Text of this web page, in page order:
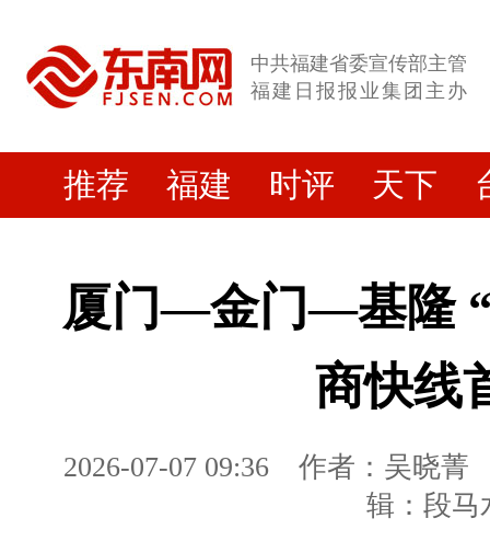
中共福建省委宣传部主管
福建日报报业集团主办
推荐 福建 时评 天下
厦门—金门—基隆
商快线
2026-07-07 09:36
作者：吴晓菁
辑：段马